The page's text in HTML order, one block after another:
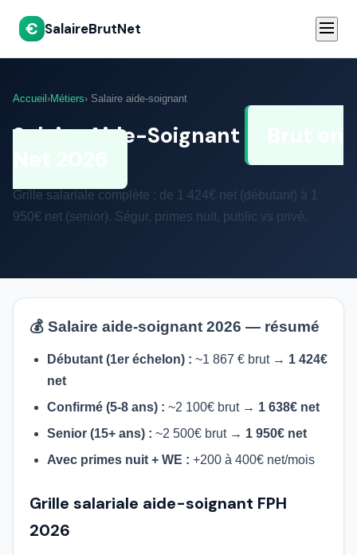
€ SalaireBrutNet
Accueil ›Métiers› Salaire aide-soignant
Salaire Aide-Soignant
Grille salariale complète : de 1 424€ net (débutant) à 1
950€ net (senior). Ségur, primes nuit, public vs privé.
💰 Salaire aide-soignant 2026 — résumé
Débutant (1er échelon) : ~1 867 € brut → 1 424€
net
Confirmé (5-8 ans) : ~2 100€ brut → 1 638€ net
Senior (15+ ans) : ~2 500€ brut → 1 950€ net
Avec primes nuit + WE : +200 à 400€ net/mois
Grille salariale aide-soignant FPH
2026